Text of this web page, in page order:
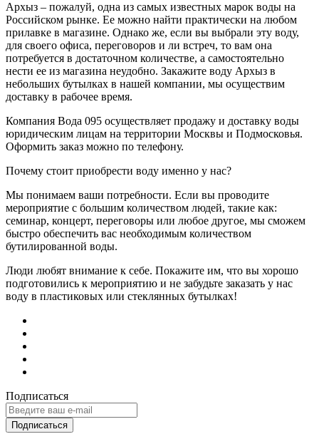
Архыз – пожалуй, одна из самых известных марок воды на
Российском рынке. Ее можно найти практически на любом
прилавке в магазине. Однако же, если вы выбрали эту воду,
для своего офиса, переговоров и ли встреч, то вам она
потребуется в достаточном количестве, а самостоятельно
нести ее из магазина неудобно. Закажите воду Архыз в
небольших бутылках в нашей компании, мы осуществим
доставку в рабочее время.
Компания Вода 095 осуществляет продажу и доставку воды
юридическим лицам на территории Москвы и Подмосковья.
Оформить заказ можно по телефону.
Почему стоит приобрести воду именно у нас?
Мы понимаем ваши потребности. Если вы проводите
мероприятие с большим количеством людей, такие как:
семинар, концерт, переговоры или любое другое, мы сможем
быстро обеспечить вас необходимым количеством
бутилированной воды.
Люди любят внимание к себе. Покажите им, что вы хорошо
подготовились к мероприятию и не забудьте заказать у нас
воду в пластиковых или стеклянных бутылках!
Подписаться
Подписаться